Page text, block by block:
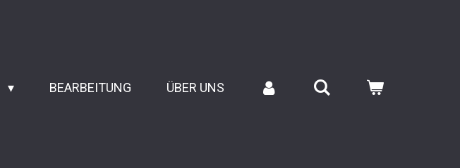
BEARBEITUNG ÜBER UNS